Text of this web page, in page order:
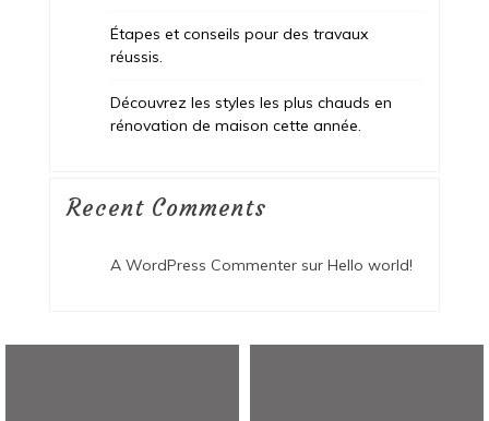
Étapes et conseils pour des travaux
réussis.
Découvrez les styles les plus chauds en
rénovation de maison cette année.
Recent Comments
A WordPress Commentersur Hello world!